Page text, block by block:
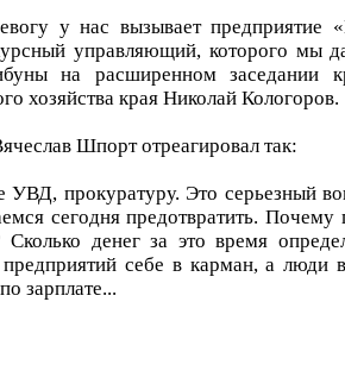
у нас вызывает предприятие
управляющий, которого мы
на расширенном заседании
хозяйства края Николай Кологоров.
Шпорт отреагировал так:
УВД, прокуратуру. Это серьезный
сегодня предотвратить. Почему
Сколько денег за это время
себе в карман, а люди
зарплате...